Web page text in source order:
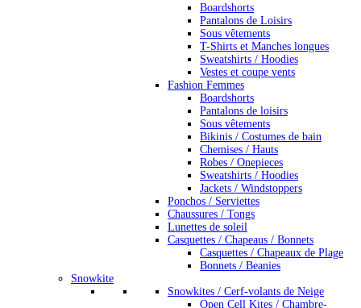
Boardshorts
Pantalons de Loisirs
Sous vêtements
T-Shirts et Manches longues
Sweatshirts / Hoodies
Vestes et coupe vents
Fashion Femmes
Boardshorts
Pantalons de loisirs
Sous vêtements
Bikinis / Costumes de bain
Chemises / Hauts
Robes / Onepieces
Sweatshirts / Hoodies
Jackets / Windstoppers
Ponchos / Serviettes
Chaussures / Tongs
Lunettes de soleil
Casquettes / Chapeaus / Bonnets
Casquettes / Chapeaux de Plage
Bonnets / Beanies
Snowkite
Snowkites / Cerf-volants de Neige
Open Cell Kites / Chambre-